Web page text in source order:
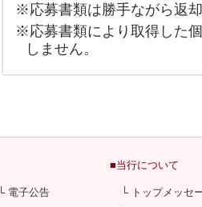
※応募書類は勝手ながら返
※応募書類により取得した
しません。
└ 電子公告
■当行について
└ トップメッセ